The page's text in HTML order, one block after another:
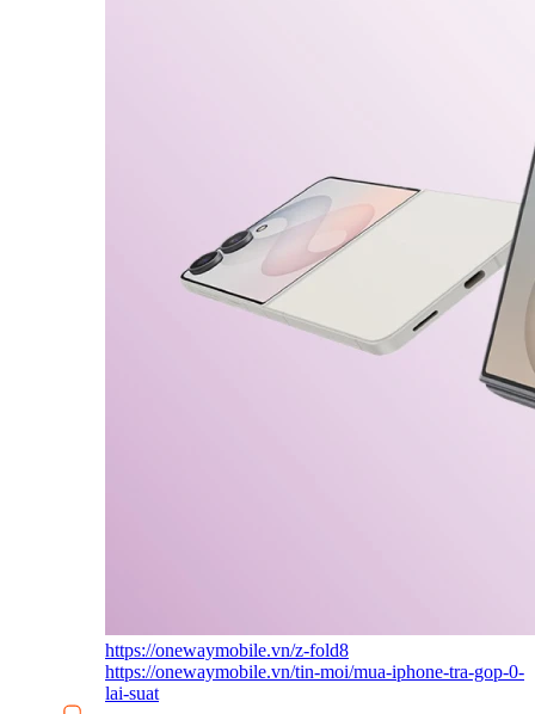
https://onewaymobile.vn/z-fold8
https://onewaymobile.vn/tin-moi/mua-iphone-tra-gop-0-
lai-suat